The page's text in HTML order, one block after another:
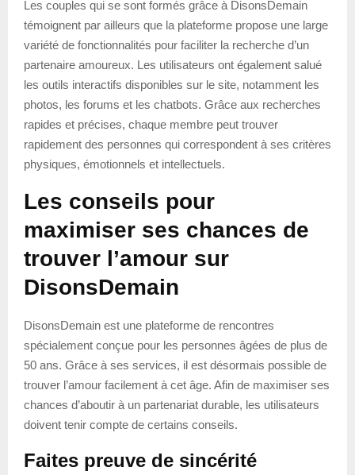
Les couples qui se sont formés grâce à DisonsDemain
témoignent par ailleurs que la plateforme propose une large
variété de fonctionnalités pour faciliter la recherche d’un
partenaire amoureux. Les utilisateurs ont également salué
les outils interactifs disponibles sur le site, notamment les
photos, les forums et les chatbots. Grâce aux recherches
rapides et précises, chaque membre peut trouver
rapidement des personnes qui correspondent à ses critères
physiques, émotionnels et intellectuels.
Les conseils pour
maximiser ses chances de
trouver l’amour sur
DisonsDemain
DisonsDemain est une plateforme de rencontres
spécialement conçue pour les personnes âgées de plus de
50 ans. Grâce à ses services, il est désormais possible de
trouver l’amour facilement à cet âge. Afin de maximiser ses
chances d’aboutir à un partenariat durable, les utilisateurs
doivent tenir compte de certains conseils.
Faites preuve de sincérité